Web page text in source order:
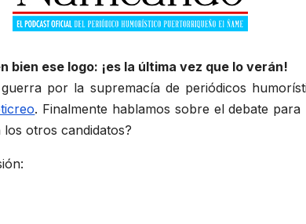
bien ese logo: ¡es la última vez que lo verán!
por la supremacía de periódicos
. Finalmente hablamos sobre el debate
otros candidatos?